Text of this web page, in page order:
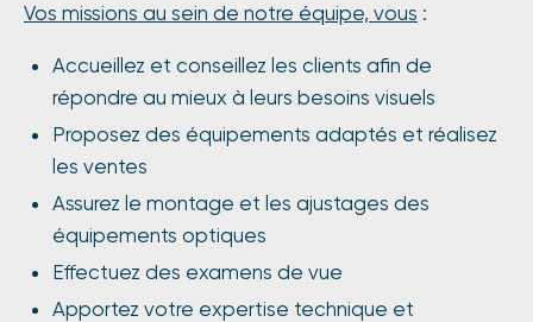
Vos missions au sein de notre équipe, vous :
Accueillez et conseillez les clients afin de
répondre au mieux à leurs besoins visuels
Proposez des équipements adaptés et réalisez
les ventes
Assurez le montage et les ajustages des
équipements optiques
Effectuez des examens de vue
Apportez votre expertise technique et